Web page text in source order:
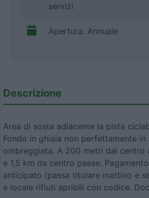
servizi
Apertura: Annuale
Descrizione
Area di sosta adiacente la pista
Fondo in ghiaia non perfettamente in
ombreggiata. A 200 metri dal centro
e 1,5 km da centro paese.
anticipato (passa titolare mattino e
e locale rifiuti apribili con codice.